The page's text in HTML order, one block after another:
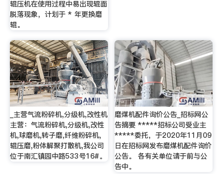
辊压机在使用过程中易出现辊面
脱落现象，计划于 * 年更换磨
辊。
_主营气流粉碎机,分级机,改性机
主营：气流粉碎机,分级机,改性
机,球磨机,转子磨,纤维粉碎机,
辊压磨,粉体解聚打散机,我公司
位于南汇镇园中路533号16#。
磨煤机配件询价公告_招标网公
告摘要 *****招标公司受业主
*****委托，于2020年11月09
日在招标网发布磨煤机配件询价
公告。 各有关单位请于前与公
告中。